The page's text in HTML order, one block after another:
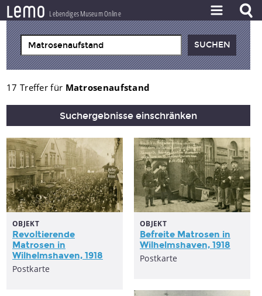
lemo Lebendiges Museum Online
ZEITSTRAHL
THEMEN
ZEITZEUGEN
BESTAND
PROJEKT
17 Treffer für Matrosenaufstand
Suchergebnisse einschränken
OBJEKT
Revoltierende
Matrosen in
Wilhelmshaven, 1918
Postkarte
OBJEKT
Befreite Matrosen in
Wilhelmshaven, 1918
Postkarte